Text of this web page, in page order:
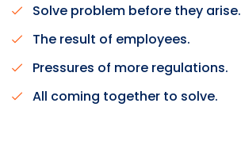
Solve problem before they arise.
The result of employees.
Pressures of more regulations.
All coming together to solve.